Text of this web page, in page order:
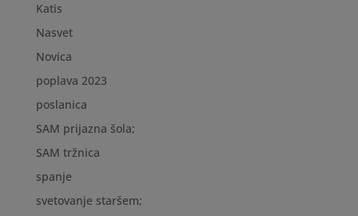
Katis
Nasvet
Novica
poplava 2023
poslanica
SAM prijazna šola;
SAM tržnica
spanje
svetovanje staršem;